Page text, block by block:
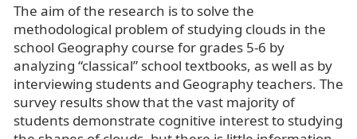
The aim of the research is to solve the
methodological problem of studying clouds in the
school Geography course for grades 5-6 by
analyzing “classical” school textbooks, as well as by
interviewing students and Geography teachers. The
survey results show that the vast majority of
students demonstrate cognitive interest to studying